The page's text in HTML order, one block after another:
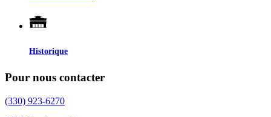
Historique
Pour nous contacter
(330) 923-6270